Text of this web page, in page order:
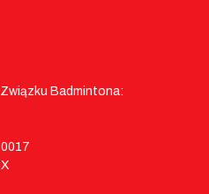
Badmintona: